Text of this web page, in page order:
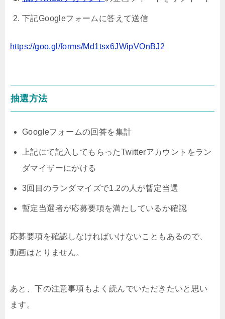
下記Googleフォームに答えて送信
https://goo.gl/forms/Md1tsx6JWipVOnBJ2
抽選方法
Googleフォームの回答を集計
上記にて記入してもらったTwitterアカウントをラン
ダマイザーにかける
3回目のランダマイズで1.2の人が暫定当選
暫定当選者が応募要項を満たしているか確認
応募要項を確認しなければいけないこともあるので、
動画はとりません。
あと、下の注意事項もよく読んでいただきたいと思い
ます。